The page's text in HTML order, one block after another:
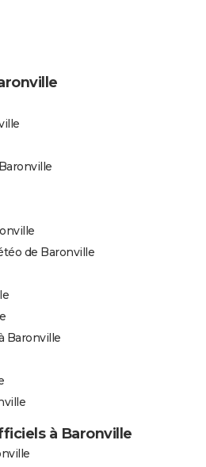
de Baronville
Baronville
à Baronville